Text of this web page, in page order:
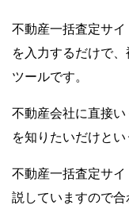
不動産一括査定サ
を入力するだけで
ツールです。
不動産会社に直接
を知りたいだけとい
不動産一括査定サ
説していますので合